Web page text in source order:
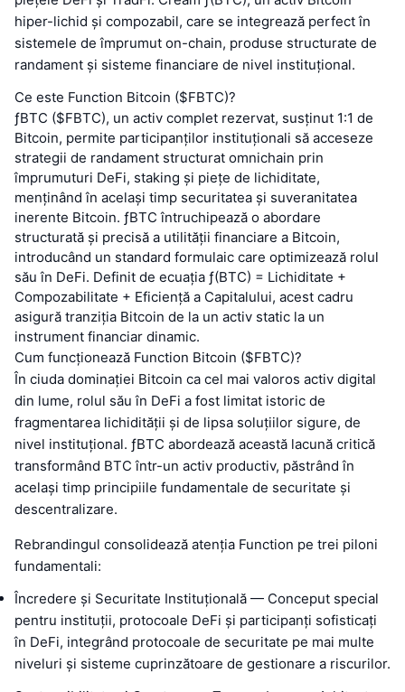
hiper-lichid și compozabil, care se integrează perfect în
sistemele de împrumut on-chain, produse structurate de
randament și sisteme financiare de nivel instituțional.
Ce este Function Bitcoin ($FBTC)?
ƒBTC ($FBTC), un activ complet rezervat, susținut 1:1 de
Bitcoin, permite participanților instituționali să acceseze
strategii de randament structurat omnichain prin
împrumuturi DeFi, staking și piețe de lichiditate,
menținând în același timp securitatea și suveranitatea
inerente Bitcoin. ƒBTC întruchipează o abordare
structurată și precisă a utilității financiare a Bitcoin,
introducând un standard formulaic care optimizează rolul
său în DeFi. Definit de ecuația ƒ(BTC) = Lichiditate +
Compozabilitate + Eficiență a Capitalului, acest cadru
asigură tranziția Bitcoin de la un activ static la un
instrument financiar dinamic.
Cum funcționează Function Bitcoin ($FBTC)?
În ciuda dominației Bitcoin ca cel mai valoros activ digital
din lume, rolul său în DeFi a fost limitat istoric de
fragmentarea lichidității și de lipsa soluțiilor sigure, de
nivel instituțional. ƒBTC abordează această lacună critică
transformând BTC într-un activ productiv, păstrând în
același timp principiile fundamentale de securitate și
descentralizare.
Rebrandingul consolidează atenția Function pe trei piloni
fundamentali:
Încredere și Securitate Instituțională — Conceput special
pentru instituții, protocoale DeFi și participanți sofisticați
în DeFi, integrând protocoale de securitate pe mai multe
niveluri și sisteme cuprinzătoare de gestionare a riscurilor.